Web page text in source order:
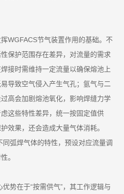
WGFACS节气装置作用的基础。不
保护范围存在差异，对流量的需求
接时需维持一定流量以确保熔池上
导致空气侵入产生气孔；氩气与二
高会加剧熔池氧化，影响焊缝力学
这些特性差异，统一按固定值供
效果，还会造成大量气体消耗。
弧焊气体的特性，预设对应流量调
。
势在于“按需供气”，其工作逻辑与